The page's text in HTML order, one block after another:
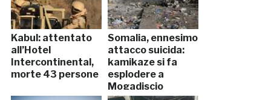
Kabul: attentato
all’Hotel
Intercontinental,
morte 43 persone
Somalia, ennesimo
attacco suicida:
kamikaze si fa
esplodere a
Mogadiscio